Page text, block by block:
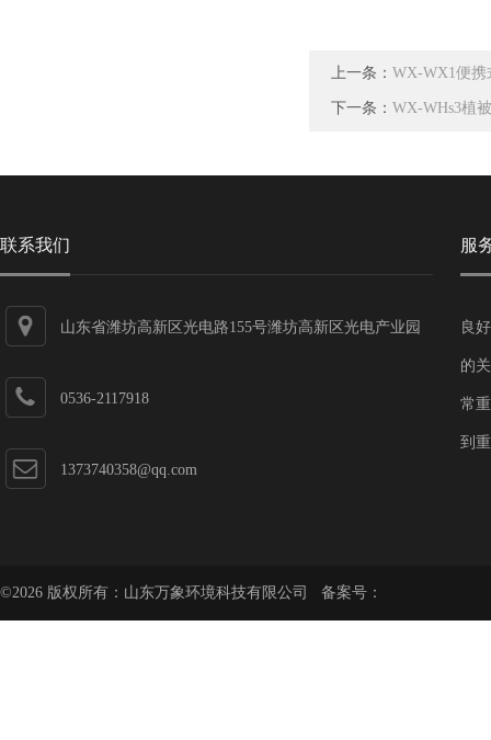
上一条： WX-WX1便携
下一条： WX-WHs3植
联系我们
山东省潍坊高新区光电路155号潍坊高新区光电产业园
0536-2117918
1373740358@qq.com
服
良
的
常
到
©2026 版权所有：山东万象环境科技有限公司 备案号：